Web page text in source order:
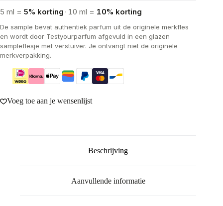
5 ml = 5% korting · 10 ml = 10% korting
De sample bevat authentiek parfum uit de originele merkfles
en wordt door Testyourparfum afgevuld in een glazen
sampleflesje met verstuiver. Je ontvangt niet de originele
merkverpakking.
Voeg toe aan je wensenlijst
Beschrijving
Aanvullende informatie